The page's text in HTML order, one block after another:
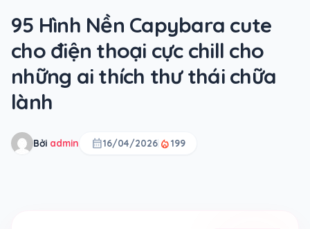
95 Hình Nền Capybara cute
cho điện thoại cực chill cho
những ai thích thư thái chữa
lành
Bởi admin calendar_month16/04/2026 local_fire_department199